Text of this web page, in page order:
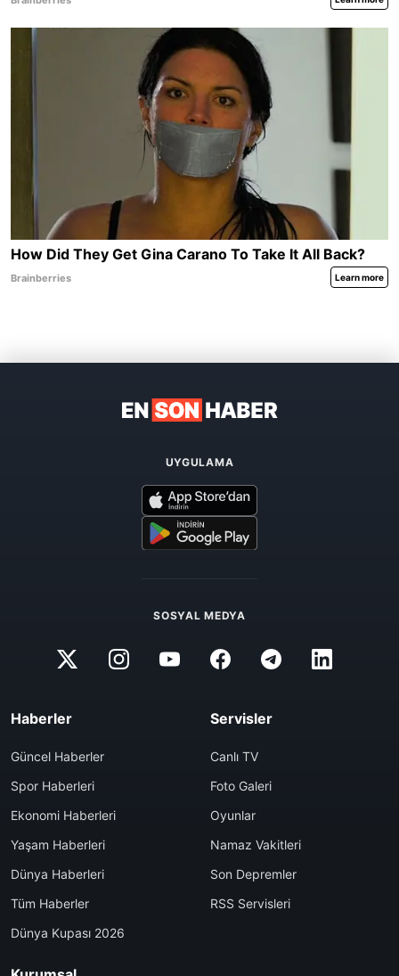
UYGULAMA
SOSYAL MEDYA
Haberler
Güncel Haberler
Spor Haberleri
Ekonomi Haberleri
Yaşam Haberleri
Dünya Haberleri
Tüm Haberler
Dünya Kupası 2026
Servisler
Canlı TV
Foto Galeri
Oyunlar
Namaz Vakitleri
Son Depremler
RSS Servisleri